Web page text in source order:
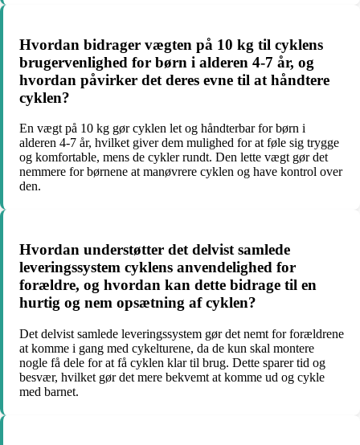
Hvordan bidrager vægten på 10 kg til cyklens
brugervenlighed for børn i alderen 4-7 år, og
hvordan påvirker det deres evne til at håndtere
cyklen?
En vægt på 10 kg gør cyklen let og håndterbar for børn i
alderen 4-7 år, hvilket giver dem mulighed for at føle sig trygge
og komfortable, mens de cykler rundt. Den lette vægt gør det
nemmere for børnene at manøvrere cyklen og have kontrol over
den.
Hvordan understøtter det delvist samlede
leveringssystem cyklens anvendelighed for
forældre, og hvordan kan dette bidrage til en
hurtig og nem opsætning af cyklen?
Det delvist samlede leveringssystem gør det nemt for forældrene
at komme i gang med cykelturene, da de kun skal montere
nogle få dele for at få cyklen klar til brug. Dette sparer tid og
besvær, hvilket gør det mere bekvemt at komme ud og cykle
med barnet.